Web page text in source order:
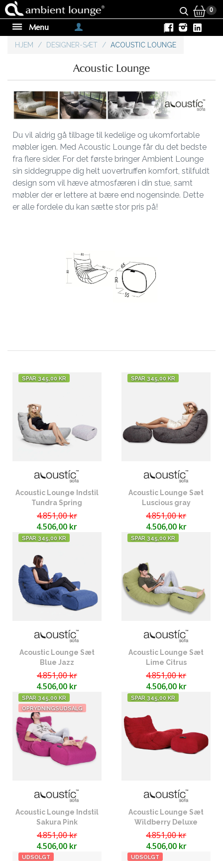
0
Menu
HJEM / DESIGNER-SÆT / ACOUSTIC LOUNGE
Acoustic Lounge
Du vil aldrig gå tilbage til kedelige og ukomfortable
møbler igen. Med Acoustic Lounge får du det bedste
fra flere sider. For det første bringer Ambient Lounge
sin siddegruppe dig helt uovertruffen komfort, stilfuldt
design som vil hæve atmosfæren i din stue, samt
møbler der er lettere at bære end nogensinde. Dette
er alle fordele du kan sætte stor pris på!
SPAR 345,00 KR
Acoustic Lounge Indstil
Tundra Spring
4.851,00 kr
4.506,00 kr
SPAR 345,00 KR
Acoustic Lounge Sæt
Luscious gray
4.851,00 kr
4.506,00 kr
SPAR 345,00 KR
Acoustic Lounge Sæt
Blue Jazz
4.851,00 kr
4.506,00 kr
SPAR 345,00 KR
Acoustic Lounge Sæt
Lime Citrus
4.851,00 kr
4.506,00 kr
SPAR 345,00 KR
OPRYDNINGSUDSALG
Acoustic Lounge Indstil
Sakura Pink
4.851,00 kr
4.506,00 kr
SPAR 345,00 KR
Acoustic Lounge Sæt
Wildberry Deluxe
4.851,00 kr
4.506,00 kr
UDSOLGT UDSOLGT